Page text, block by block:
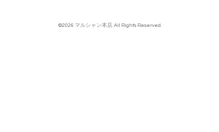
©2026 マルシャン本店. All Rights Reserved.